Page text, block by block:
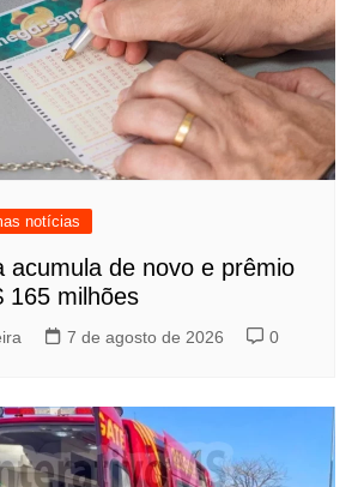
notícias
acumula de novo e prêmio
165 milhões
7 de agosto de 2026 0